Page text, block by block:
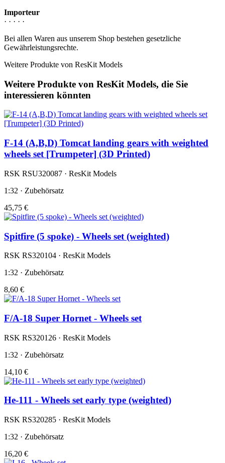
Importeur
· · · · ·
Bei allen Waren aus unserem Shop bestehen gesetzliche
Gewährleistungsrechte.
Weitere Produkte von ResKit Models
Weitere Produkte von ResKit Models, die Sie
interessieren könnten
F-14 (A,B,D) Tomcat landing gears with weighted
wheels set [Trumpeter] (3D Printed)
RSK RSU320087 · ResKit Models
1:32 · Zubehörsatz
45,75 €
Spitfire (5 spoke) - Wheels set (weighted)
RSK RS320104 · ResKit Models
1:32 · Zubehörsatz
8,60 €
F/A-18 Super Hornet - Wheels set
RSK RS320126 · ResKit Models
1:32 · Zubehörsatz
14,10 €
He-111 - Wheels set early type (weighted)
RSK RS320285 · ResKit Models
1:32 · Zubehörsatz
16,20 €